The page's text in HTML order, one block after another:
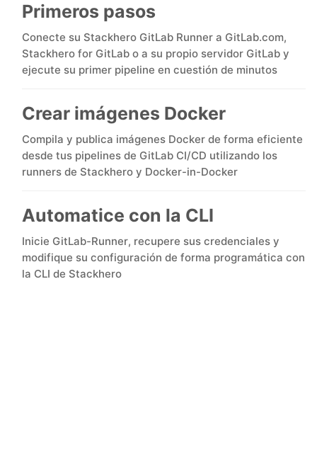
Kubernetes Node
MariaDB
Matomo
Mattermost
Memcached
Primeros pasos
Conecte su Stackhero GitLab Runner a GitLab.com,
Stackhero for GitLab o a su propio servidor GitLab y
ejecute su primer pipeline en cuestión de minutos
Crear imágenes Docker
Compila y publica imágenes Docker de forma eficiente
desde tus pipelines de GitLab CI/CD utilizando los
runners de Stackhero y Docker-in-Docker
Automatice con la CLI
Inicie GitLab-Runner, recupere sus credenciales y
modifique su configuración de forma programática con
la CLI de Stackhero